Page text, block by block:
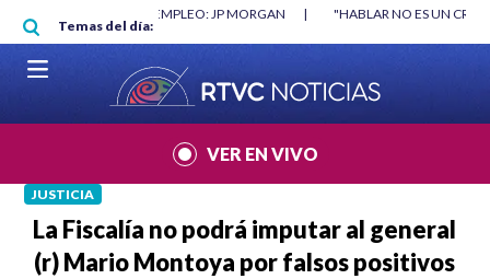
Pasar al contenido principal
Temas del día:
"HABLAR NO ES UN CRIMEN": CARTA DE BETO CORAL |
VER EN VIVO
JUSTICIA
La Fiscalía no podrá imputar al general
(r) Mario Montoya por falsos positivos